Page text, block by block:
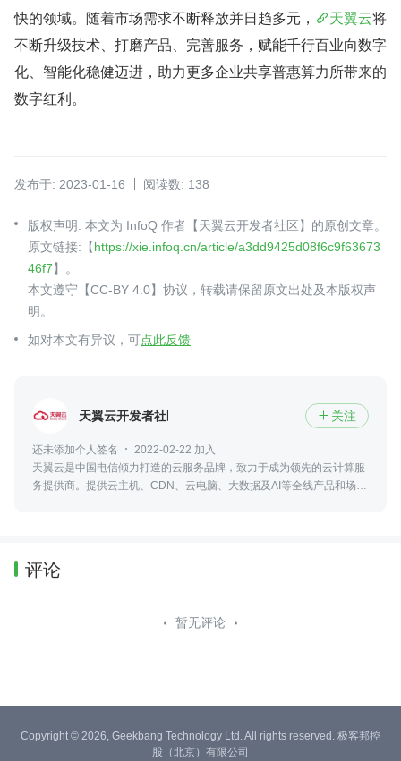
快的领域。随着市场需求不断释放并日趋多元，
天翼云将
不断升级技术、打磨产品、完善服务，赋能千行百业向数字
化、智能化稳健迈进，助力更多企业共享普惠算力所带来的
数字红利。
发布于: 2023-01-16 阅读数: 138
版权声明: 本文为 InfoQ 作者【天翼云开发者社区】的原创文章。
原文链接:【https://xie.infoq.cn/article/a3dd9425d08f6c9f63673
46f7】。
本文遵守【CC-BY 4.0】协议，转载请保留原文出处及本版权声
明。
如对本文有异议，可点此反馈
天翼云开发者社区  关注
还未添加个人签名
2022-02-22 加入
天翼云是中国电信倾力打造的云服务品牌，致力于成为领先的云计算服
务提供商。提供云主机、CDN、云电脑、大数据及AI等全线产品和场景
评论
暂无评论
Copyright © 2026, Geekbang Technology Ltd. All rights reserved. 极客邦控
股（北京）有限公司